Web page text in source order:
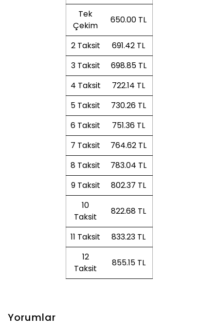
Tek
Çekim
650.00 TL
2 Taksit
691.42 TL
3 Taksit
698.85 TL
4 Taksit
722.14 TL
5 Taksit
730.26 TL
6 Taksit
751.36 TL
7 Taksit
764.62 TL
8 Taksit
783.04 TL
9 Taksit
802.37 TL
10
Taksit
822.68 TL
11 Taksit
833.23 TL
12
Taksit
855.15 TL
Yorumlar